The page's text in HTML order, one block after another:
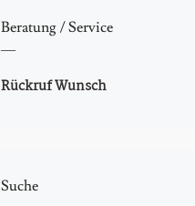
Beratung / Service
Rückruf Wunsch
Suche